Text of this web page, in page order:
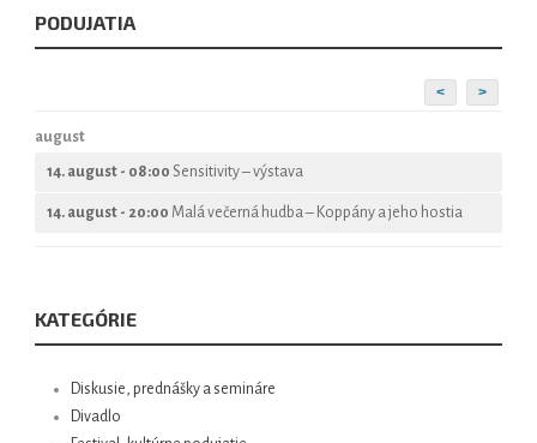
PODUJATIA
< >
august
14. august - 08:00 Sensitivity – výstava
14. august - 20:00 Malá večerná hudba – Koppány a jeho hostia
KATEGÓRIE
Diskusie, prednášky a semináre
Divadlo